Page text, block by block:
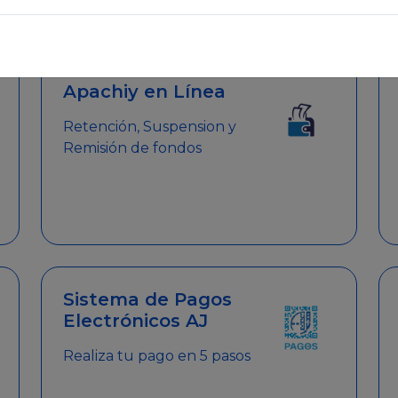
Apachiy en Línea
Retención, Suspension y
Remisión de fondos
Sistema de Pagos
Electrónicos AJ
Realiza tu pago en 5 pasos